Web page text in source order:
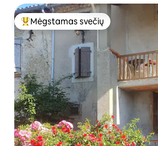
Svečių mėgstamiausias
Mėgstamas svečių